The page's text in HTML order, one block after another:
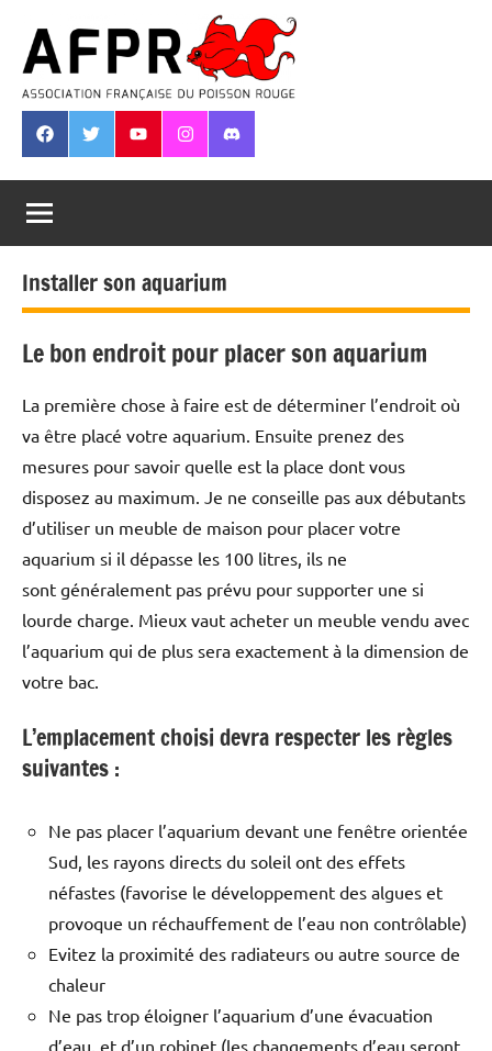
contenu
Association
Française
du
Poisson
Rouge
FacebookTwitterYoutubeInstagramDiscord
Installer son aquarium
Le bon endroit pour placer son aquarium
La première chose à faire est de déterminer l’endroit où
va être placé votre aquarium. Ensuite prenez des
mesures pour savoir quelle est la place dont vous
disposez au maximum. Je ne conseille pas aux débutants
d’utiliser un meuble de maison pour placer votre
aquarium si il dépasse les 100 litres, ils ne
sont généralement pas prévu pour supporter une si
lourde charge. Mieux vaut acheter un meuble vendu avec
l’aquarium qui de plus sera exactement à la dimension de
votre bac.
L’emplacement choisi devra respecter les règles
suivantes :
Ne pas placer l’aquarium devant une fenêtre orientée
Sud, les rayons directs du soleil ont des effets
néfastes (favorise le développement des algues et
provoque un réchauffement de l’eau non contrôlable)
Evitez la proximité des radiateurs ou autre source de
chaleur
Ne pas trop éloigner l’aquarium d’une évacuation
d’eau, et d’un robinet (les changements d’eau seront